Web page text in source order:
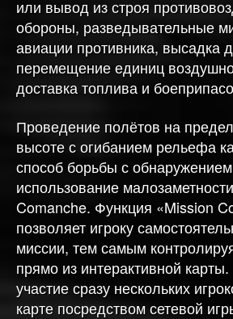
или вывод из строя
обороны, разведывательные
авиации противника, высадка
перемещение единиц
доставка топлива и
Проведение полётов на
высоте с огибанием рельефа
способ борьбы с
использование
Comanche. Функция «Mission
позволяет игроку
миссии, тем самым
прямо из интерактивной
участие сразу нескольких
карте посредством сетевой